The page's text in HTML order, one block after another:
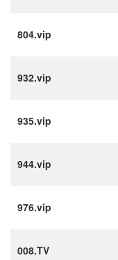
804.vip
932.vip
935.vip
944.vip
976.vip
008.TV